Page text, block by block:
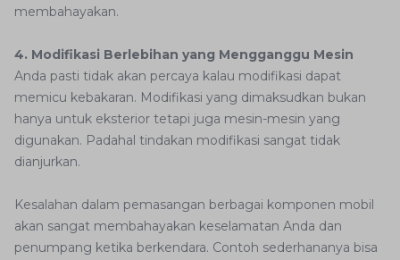
membahayakan.
4. Modifikasi Berlebihan yang Mengganggu Mesin
Anda pasti tidak akan percaya kalau modifikasi dapat
memicu kebakaran. Modifikasi yang dimaksudkan bukan
hanya untuk eksterior tetapi juga mesin-mesin yang
digunakan. Padahal tindakan modifikasi sangat tidak
dianjurkan.
Kesalahan dalam pemasangan berbagai komponen mobil
akan sangat membahayakan keselamatan Anda dan
penumpang ketika berkendara. Contoh sederhananya bisa